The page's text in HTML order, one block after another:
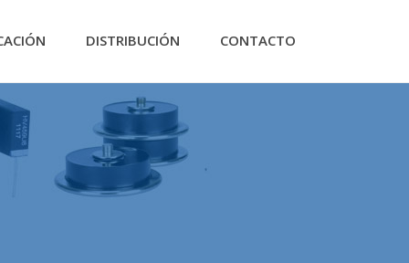
DISTRIBUCIÓN CONTACTO